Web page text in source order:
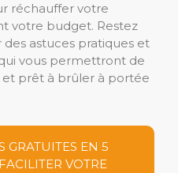
réchauffer votre
votre budget. Restez
astuces pratiques et
vous permettront de
et prêt à brûler à portée
GRATUITES EN 5
VOTRE